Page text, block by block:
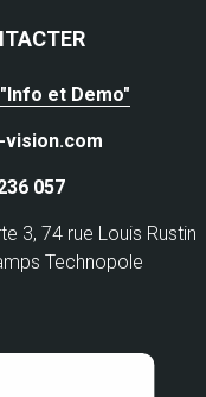
et Demo"
057
3, 74 rue Louis Rustin
Technopole